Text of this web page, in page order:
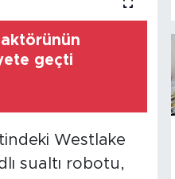
geçti
Westlake
sualtı robotu,